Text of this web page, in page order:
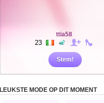
ttia58
23
Stem!
LEUKSTE MODE OP DIT MOMENT